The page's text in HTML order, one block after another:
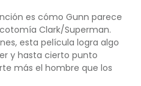
es cómo Gunn parece
Clark/Superman.
esta película logra algo
y hasta cierto punto
más el hombre que los